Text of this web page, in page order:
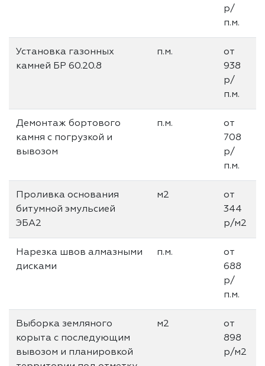
р/
п.м.
Установка газонных
камней БР 60.20.8
п.м.
от
938
р/
п.м.
Демонтаж бортового
камня с погрузкой и
вывозом
п.м.
от
708
р/
п.м.
Проливка основания
битумной эмульсией
ЭБА2
м2
от
344
р/м2
Нарезка швов алмазными
дисками
п.м.
от
688
р/
п.м.
Выборка земляного
корыта с последующим
вывозом и планировкой
м2
от
898
р/м2